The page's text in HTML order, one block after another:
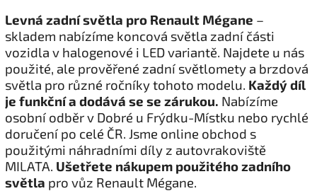
Levná zadní světla pro Renault Mégane –
skladem nabízíme koncová světla zadní části
vozidla v halogenové i LED variantě. Najdete u nás
použité, ale prověřené zadní světlomety a brzdová
světla pro různé ročníky tohoto modelu. Každý díl
je funkční a dodává se se zárukou. Nabízíme
osobní odběr v Dobré u Frýdku-Místku nebo rychlé
doručení po celé ČR. Jsme online obchod s
použitými náhradními díly z autovrakoviště
MILATA. Ušetřete nákupem použitého zadního
světla pro vůz Renault Mégane.